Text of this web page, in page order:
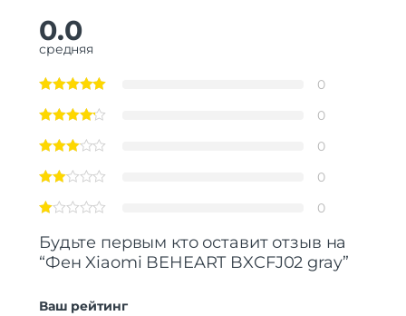
0.0
средняя
0
0
0
0
0
Будьте первым кто оставит отзыв на
“Фен Xiaomi BEHEART BXCFJ02 gray”
Ваш рейтинг